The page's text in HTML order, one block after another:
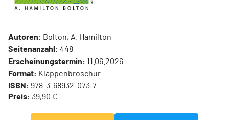
Autoren: Bolton, A. Hamilton
Seitenanzahl: 448
Erscheinungstermin: 11.06.2026
Format: Klappenbroschur
ISBN: 978-3-68932-073-7
Preis: 39,90 €